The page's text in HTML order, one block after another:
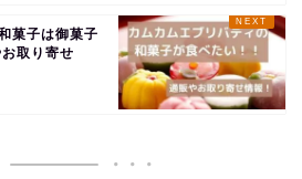
菓子は御菓子
取り寄せ